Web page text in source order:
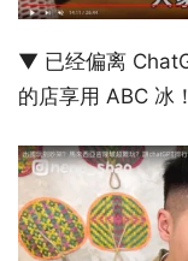
▼ 已经偏离
的店享用 ABC 冰！